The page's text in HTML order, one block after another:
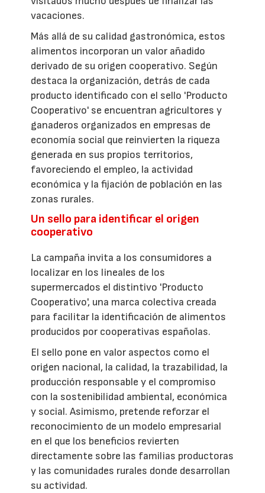
vacaciones.
Más allá de su calidad gastronómica, estos
alimentos incorporan un valor añadido
derivado de su origen cooperativo. Según
destaca la organización, detrás de cada
producto identificado con el sello 'Producto
Cooperativo' se encuentran agricultores y
ganaderos organizados en empresas de
economía social que reinvierten la riqueza
generada en sus propios territorios,
favoreciendo el empleo, la actividad
económica y la fijación de población en las
zonas rurales.
Un sello para identificar el origen
cooperativo
La campaña invita a los consumidores a
localizar en los lineales de los
supermercados el distintivo 'Producto
Cooperativo', una marca colectiva creada
para facilitar la identificación de alimentos
producidos por cooperativas españolas.
El sello pone en valor aspectos como el
origen nacional, la calidad, la trazabilidad, la
producción responsable y el compromiso
con la sostenibilidad ambiental, económica
y social. Asimismo, pretende reforzar el
reconocimiento de un modelo empresarial
en el que los beneficios revierten
directamente sobre las familias productoras
y las comunidades rurales donde desarrollan
su actividad.